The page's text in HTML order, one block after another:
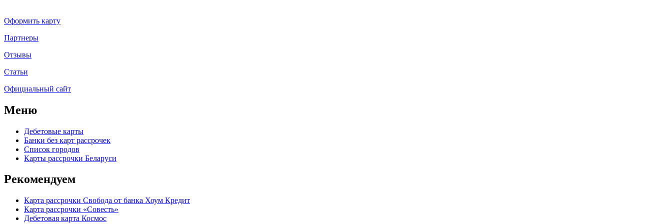
Оформить карту
Партнеры
Отзывы
Статьи
Официальный сайт
Меню
Дебетовые карты
Банки без карт рассрочек
Список городов
Карты рассрочки Беларуси
Рекомендуем
Карта рассрочки Свобода от банка Хоум Кредит
Карта рассрочки «Совесть»
Дебетовая карта Космос